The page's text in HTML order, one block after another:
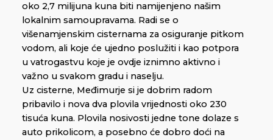
oko 2,7 milijuna kuna biti namijenjeno našim
lokalnim samoupravama. Radi se o
višenamjenskim cisternama za osiguranje pitkom
vodom, ali koje će ujedno poslužiti i kao potpora
u vatrogastvu koje je ovdje iznimno aktivno i
važno u svakom gradu i naselju.
Uz cisterne, Međimurje si je dobrim radom
pribavilo i nova dva plovila vrijednosti oko 230
tisuća kuna. Plovila nosivosti jedne tone dolaze s
auto prikolicom, a posebno će dobro doći na